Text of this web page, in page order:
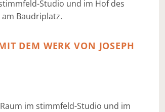
Studio und im Hof des
Baudriplatz.
DEM WERK VON JOSEPH
im stimmfeld-Studio und im